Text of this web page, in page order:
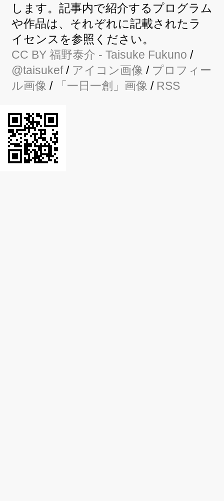
します。記事内で紹介するプログラム
や作品は、それぞれに記載されたラ
イセンスを参照ください。
CC BY 福野泰介 - Taisuke Fukuno /
@taisukef/ アイコン画像 / プロフィー
ル画像 / 「一日一創」画像 / RSS